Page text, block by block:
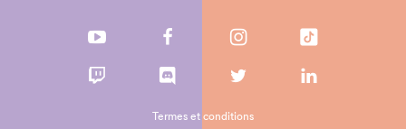
Termes et conditions